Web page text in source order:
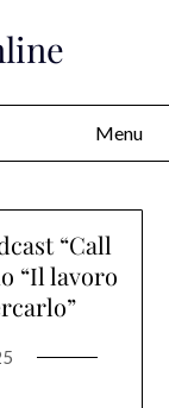
Menu
“Call
“Il lavoro